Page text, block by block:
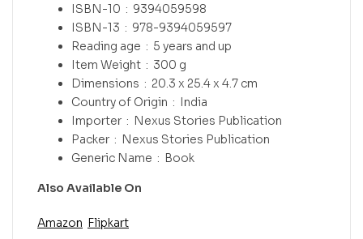
ISBN-10 ‏ : ‎ 9394059598
ISBN-13 ‏ : ‎ 978-9394059597
Reading age ‏ : ‎ 5 years and up
Item Weight ‏ : ‎ 300 g
Dimensions ‏ : ‎ 20.3 x 25.4 x 4.7 cm
Country of Origin ‏ : ‎ India
Importer ‏ : ‎ Nexus Stories Publication
Packer ‏ : ‎ Nexus Stories Publication
Generic Name ‏ : ‎ Book
Also Available On
Amazon Flipkart